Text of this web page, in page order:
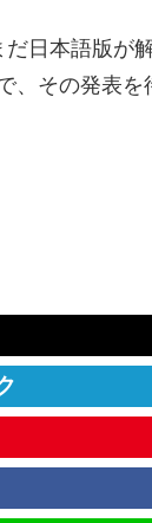
日本語版が
その発表を